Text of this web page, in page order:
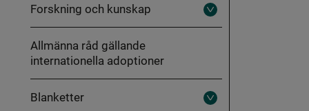
Forskning och kunskap
Fäll
ut
Allmänna råd gällande
internationella adoptioner
Blanketter
Fäll